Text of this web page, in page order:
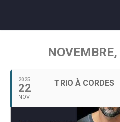
2025
22
NOV
TRIO À CORDES